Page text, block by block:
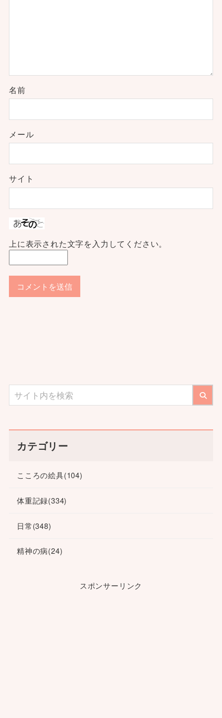
名前
メール
サイト
上に表示された文字を入力してください。
カテゴリー
こころの絵具(104)
体重記録(334)
日常(348)
精神の病(24)
スポンサーリンク